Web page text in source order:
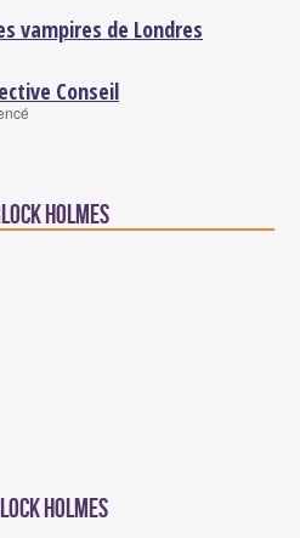
vampires de Londres
Conseil
Holmes
Holmes